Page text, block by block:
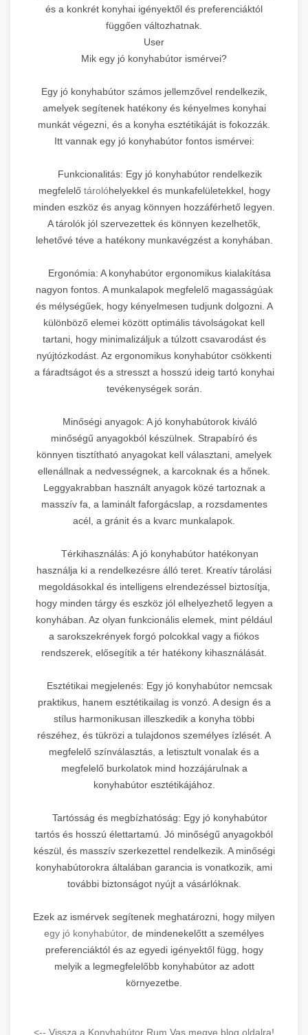
és a konkrét konyhai igényektől és preferenciáktól
függően változhatnak.
User
Mik egy jó konyhabútor ismérvei?
Egy jó konyhabútor számos jellemzővel rendelkezik,
amelyek segítenek hatékony és kényelmes konyhai
munkát végezni, és a konyha esztétikáját is fokozzák.
Itt vannak egy jó konyhabútor fontos ismérvei:
Funkcionalitás: Egy jó konyhabútor rendelkezik
megfelelőtárolóhelyekkel és munkafelületekkel, hogy
minden eszköz és anyag könnyen hozzáférhető legyen.
A tárolók jól szervezettek és könnyen kezelhetők,
lehetővé téve a hatékony munkavégzést a konyhában.
Ergonómia: A konyhabútor ergonomikus kialakítása
nagyon fontos. A munkalapok megfelelő magasságúak
és mélységűek, hogy kényelmesen tudjunk dolgozni. A
különböző elemei között optimális távolságokat kell
tartani, hogy minimalizáljuk a túlzott csavarodást és
nyújtózkodást. Az ergonomikus konyhabútor csökkenti
a fáradtságot és a stresszt a hosszú ideig tartó konyhai
tevékenységek során.
Minőségi anyagok: A jó konyhabútorok kiváló
minőségű anyagokból készülnek. Strapabíró és
könnyen tisztítható anyagokat kell választani, amelyek
ellenállnak a nedvességnek, a karcoknak és a hőnek.
Leggyakrabban használt anyagok közé tartoznak a
masszív fa, a laminált faforgácslap, a rozsdamentes
acél, a gránit és a kvarc munkalapok.
Térkihasználás: A jó konyhabútor hatékonyan
használja ki a rendelkezésre álló teret. Kreatív tárolási
megoldásokkal és intelligens elrendezéssel biztosítja,
hogy minden tárgy és eszköz jól elhelyezhető legyen a
konyhában. Az olyan funkcionális elemek, mint például
a sarokszekrények forgó polcokkal vagy a fiókos
rendszerek, elősegítik a tér hatékony kihasználását.
Esztétikai megjelenés: Egy jó konyhabútor nemcsak
praktikus, hanem esztétikailag is vonzó. A design és a
stílus harmonikusan illeszkedik a konyha többi
részéhez, és tükrözi a tulajdonos személyes ízlését. A
megfelelő színválasztás, a letisztult vonalak és a
megfelelő burkolatok mind hozzájárulnak a
konyhabútor esztétikájához.
Tartósság és megbízhatóság: Egy jó konyhabútor
tartós és hosszú élettartamú. Jó minőségű anyagokból
készül, és masszív szerkezettel rendelkezik. A minőségi
konyhabútorokra általában garancia is vonatkozik, ami
további biztonságot nyújt a vásárlóknak.
Ezek az ismérvek segítenek meghatározni, hogy milyen
egy jó konyhabútor, de mindenekelőtt a személyes
preferenciáktól és az egyedi igényektől függ, hogy
melyik a legmegfelelőbb konyhabútor az adott
környezetbe.
<-- Vissza a Konyhabútor Rum Vas megye blog oldalra!